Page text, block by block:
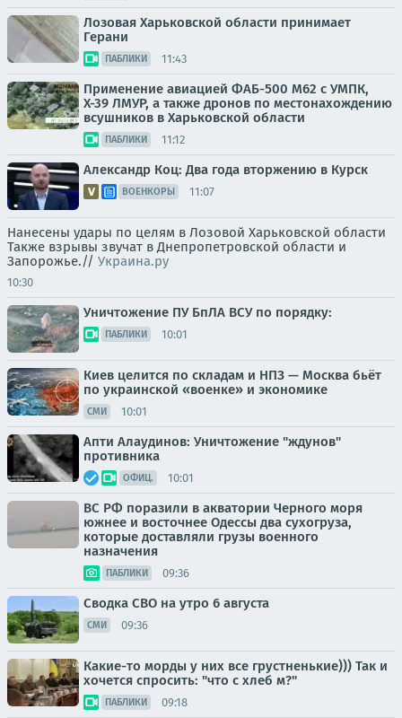
Лозовая Харьковской области принимает
Герани
ПАБЛИКИ 11:43
Применение авиацией ФАБ-500 М62 с УМПК,
Х-39 ЛМУР, а также дронов по местонахождению
всушников в Харьковской области
ПАБЛИКИ 11:12
Александр Коц: Два года вторжению в Курск
ВОЕНКОРЫ 11:07
Нанесены удары по целям в Лозовой Харьковской области
Также взрывы звучат в Днепропетровской области и
Запорожье.// Украина.ру
10:30
Уничтожение ПУ БпЛА ВСУ по порядку:
ПАБЛИКИ 10:01
Киев целится по складам и НПЗ — Москва бьёт
по украинской «военке» и экономике
СМИ 10:01
Апти Алаудинов: Уничтожение "ждунов"
противника
ОФИЦ. 10:01
ВС РФ поразили в акватории Черного моря
южнее и восточнее Одессы два сухогруза,
которые доставляли грузы военного
назначения
ПАБЛИКИ 09:36
Сводка СВО на утро 6 августа
СМИ 09:36
Какие-то морды у них все грустненькие))) Так и
хочется спросить: "что с хлеб м?"
ПАБЛИКИ 09:18